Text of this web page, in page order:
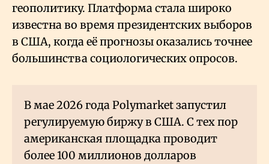
геополитику. Платформа стала широко
известна во время президентских выборов
в США, когда её прогнозы оказались точнее
большинства социологических опросов.
В мае 2026 года Polymarket запустил
регулируемую биржу в США. С тех пор
американская площадка проводит
более 100 миллионов долларов